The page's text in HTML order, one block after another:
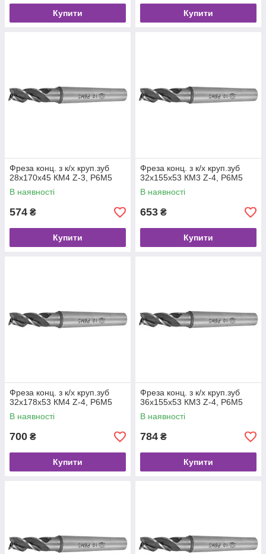
Купити Купити
Фреза конц. з к/х круп.зуб
28х170х45 КМ4 Z-3, Р6М5
В наявності
574 ₴
Купити
Фреза конц. з к/х круп.зуб
32х155х53 КМ3 Z-4, Р6М5
В наявності
653 ₴
Купити
Фреза конц. з к/х круп.зуб
32х178х53 КМ4 Z-4, Р6М5
В наявності
700 ₴
Купити
Фреза конц. з к/х круп.зуб
36х155х53 КМ3 Z-4, Р6М5
В наявності
784 ₴
Купити